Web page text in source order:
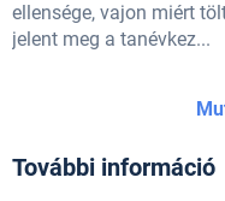
ellensége, vajon miért
jelent meg a tanévkez...
További információ